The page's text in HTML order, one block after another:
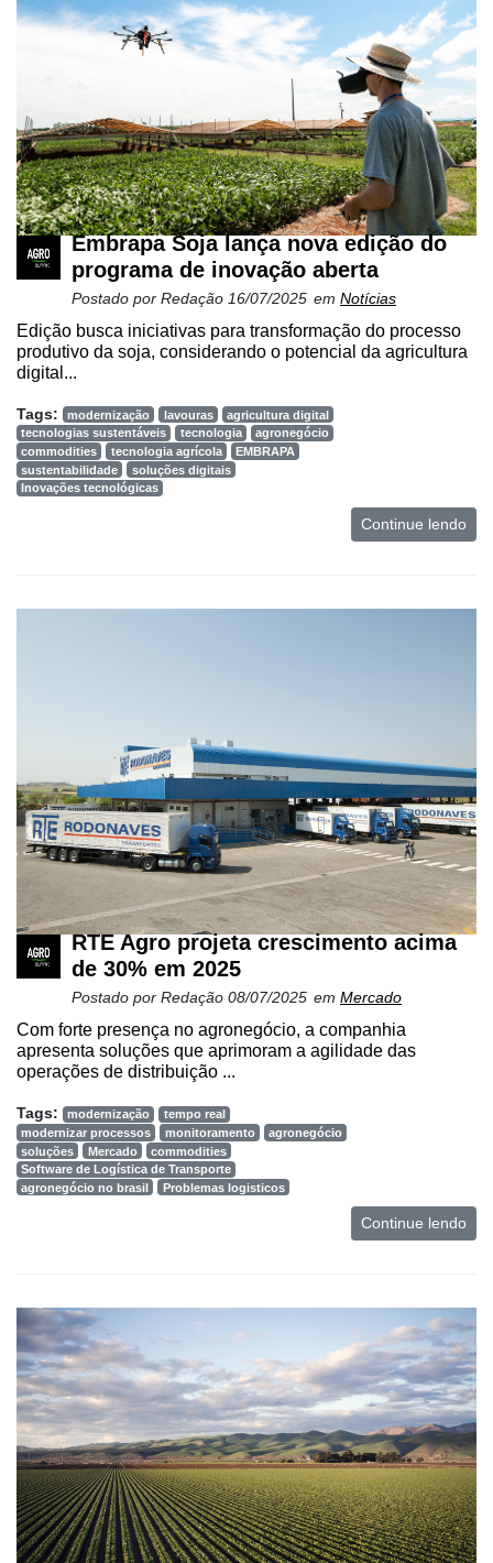
Embrapa Soja lança nova edição do
programa de inovação aberta
Postado por Redação 16/07/2025 em Notícias
Edição busca iniciativas para transformação do processo
produtivo da soja, considerando o potencial da agricultura
digital...
Tags: modernização lavouras
agricultura digital
tecnologias sustentáveis
tecnologia
agronegócio
commodities
tecnologia agrícola
EMBRAPA
sustentabilidade
soluções digitais
Inovações tecnológicas
Continue lendo
RTE Agro projeta crescimento acima
de 30% em 2025
Postado por Redação 08/07/2025 em Mercado
Com forte presença no agronegócio, a companhia
apresenta soluções que aprimoram a agilidade das
operações de distribuição ...
Tags: modernização
tempo real
modernizar processos
monitoramento
agronegócio
soluções
Mercado
commodities
Software de Logística de Transporte
agronegócio no brasil
Problemas logisticos
Continue lendo